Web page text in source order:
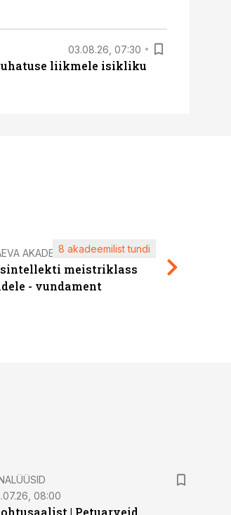
03.08.26, 07:30
juhatuse liikmele isikliku
AKADEEMIA
meistriklass
- vundament
8 akadeemilist tundi
08:00
| Petuarveid